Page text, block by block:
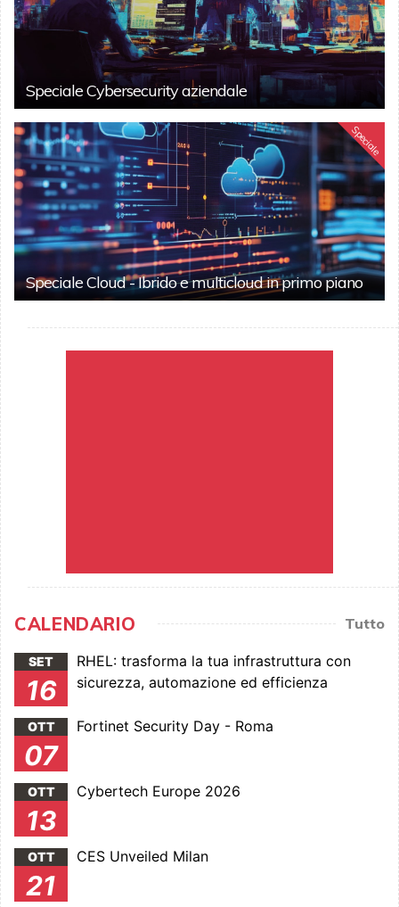
Speciale Cybersecurity aziendale
Speciale
Speciale Cloud - Ibrido e multicloud in primo piano
CALENDARIO Tutto
SET
16
RHEL: trasforma la tua infrastruttura con
sicurezza, automazione ed efficienza
OTT
07
Fortinet Security Day - Roma
OTT
13
Cybertech Europe 2026
OTT
21
CES Unveiled Milan